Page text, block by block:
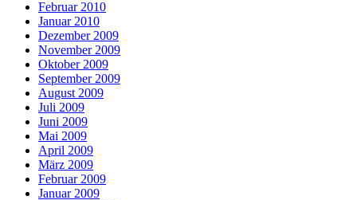
Februar 2010
Januar 2010
Dezember 2009
November 2009
Oktober 2009
September 2009
August 2009
Juli 2009
Juni 2009
Mai 2009
April 2009
März 2009
Februar 2009
Januar 2009